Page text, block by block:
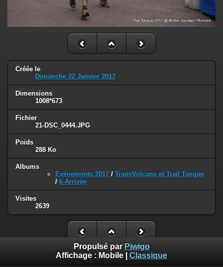
Créée le
Dimanche 22 Janvier 2017
Dimensions
1008*673
Fichier
21-DSC_0444.JPG
Poids
288 Ko
Albums
Evénements 2017 / TransVolcano et Trail Tangue
/ 6 Arrivée
Visites
2639
Propulsé par Piwigo
Affichage : Mobile Classique